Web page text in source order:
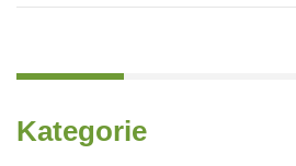
Kategorie